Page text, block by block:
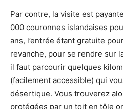
Par contre, la visite est
000 couronnes islandaises
ans, l’entrée étant gratuite
revanche, pour se rendre sur
il faut parcourir quelques
(facilement accessible) qui
désertique. Vous trouverez
protégées par un toit en tôle